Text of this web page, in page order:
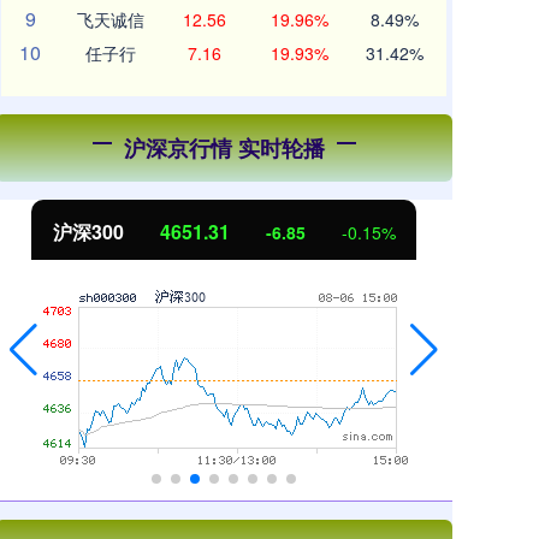
9 飞天诚信 12.56 19.96% 8.49%
10 任子行 7.16 19.93% 31.42%
沪深京行情 实时轮播
北证50 1122.88 3.42 0.30%